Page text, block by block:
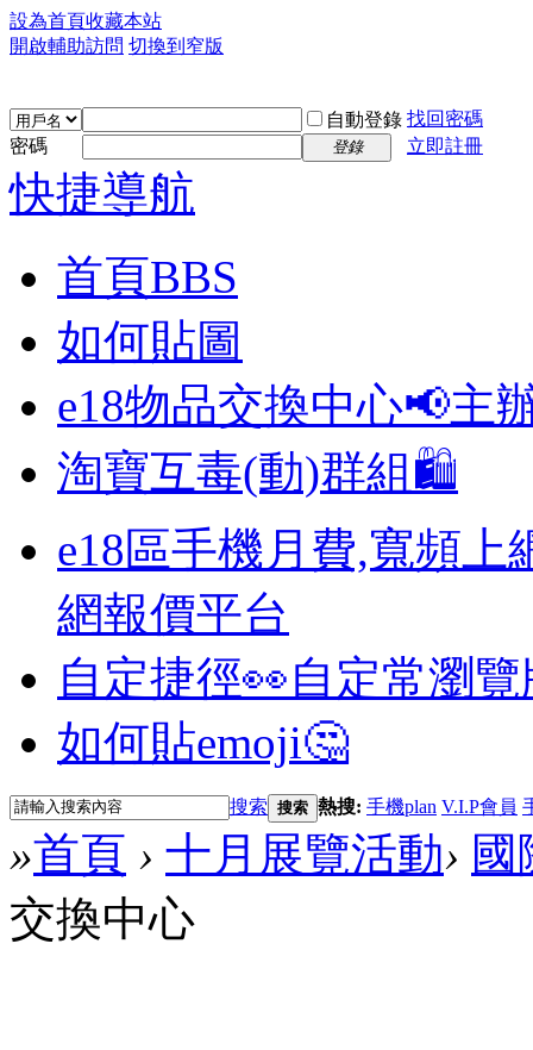
設為首頁收藏本站
開啟輔助訪問 切換到窄版
自動登錄 找回密碼
密碼
登錄 立即註冊
快捷導航
首頁BBS
如何貼圖
e18物品交換中心📢主
淘寶互毒(動)群組🛍️
e18區手機月費,寬頻上
網報價平台
自定捷徑👀自定常瀏
如何貼emoji🤔
搜索 搜索 熱搜: 手機plan V.I.P會員
»首頁 › 十月展覽活動› 國
交換中心